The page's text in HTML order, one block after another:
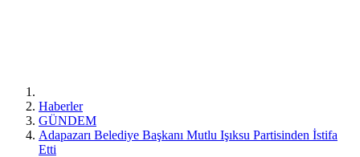
Haberler
GÜNDEM
Adapazarı Belediye Başkanı Mutlu Işıksu Partisinden İstifa
Etti